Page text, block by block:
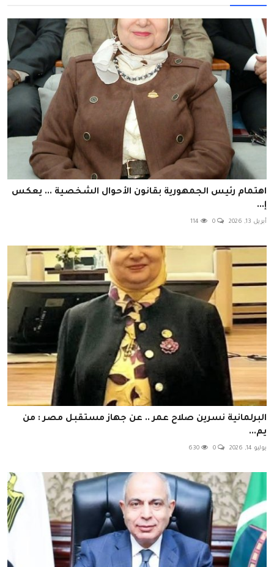
اهتمام رئيس الجمهورية بقانون الأحوال الشخصية ... يعكس
إ...
أبريل 13, 2026
البرلمانية نسرين صلاح عمر .. عن جهاز مستقبل مصر : من
يم...
يوليو 14, 2026